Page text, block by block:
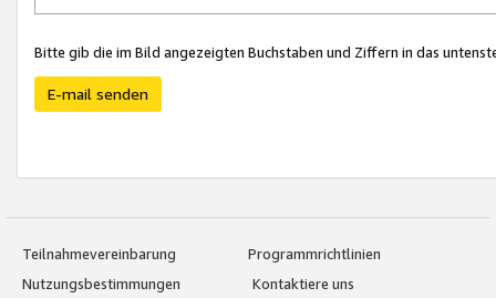
Bitte gib die im Bild angezeigten Buchstaben und Ziffern in das
E-mail senden
Teilnahmevereinbarung
Programmrichtlinien
Nutzungsbestimmungen
Kontaktiere uns